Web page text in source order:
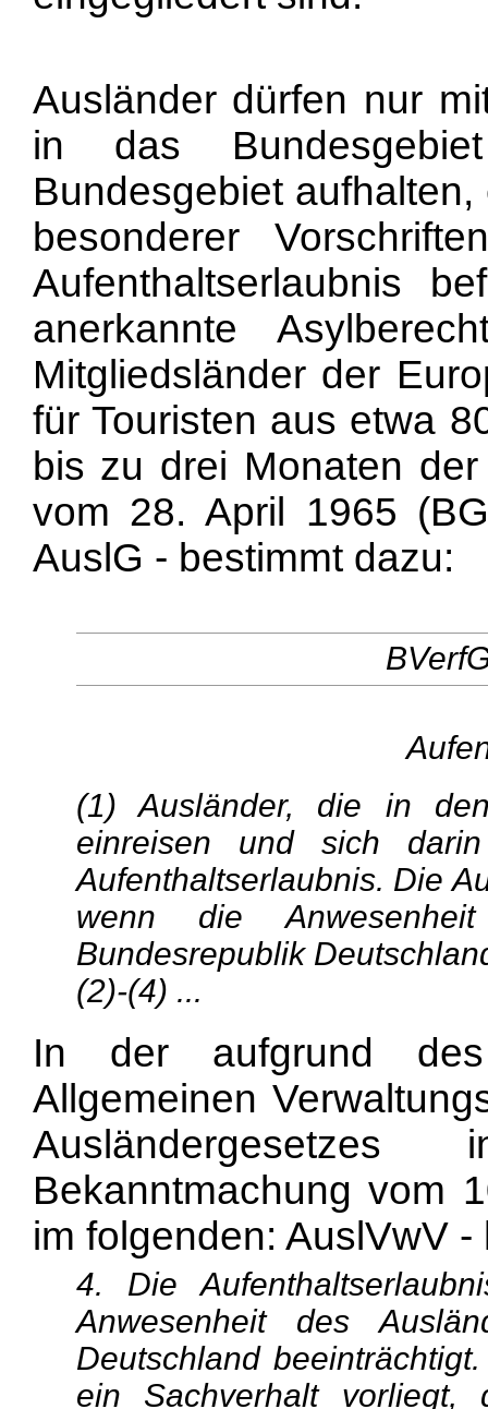
Ausländer dürfen nur
in das
Bundesgebiet
besonderer
Aufenthaltserlaubnis
anerkannte
Mitgliedsländer der
für Touristen aus etwa
bis zu drei Monaten
vom 28. April 1965
AuslG - bestimmt dazu:
(1) Ausländer, die in
einreisen und sich
Aufenthaltserlaubnis. Die
wenn die
Bundesrepublik
(2)-(4) ...
In der aufgrund
Allgemeinen
Bekanntmachung vom
im folgenden: AuslVwV
4. Die
Anwesenheit des
Deutschland
ein Sachverhalt